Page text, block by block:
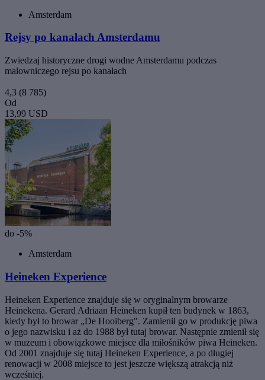
Amsterdam
Rejsy po kanałach Amsterdamu
Zwiedzaj historyczne drogi wodne Amsterdamu podczas
malowniczego rejsu po kanałach
4,3 (8 785)
Od
13,99 USD
do -5%
Amsterdam
Heineken Experience
Heineken Experience znajduje się w oryginalnym browarze
Heinekena. Gerard Adriaan Heineken kupił ten budynek w 1863,
kiedy był to browar „De Hooiberg". Zamienił go w produkcję piwa
o jego nazwisku i aż do 1988 był tutaj browar. Następnie zmienił się
w muzeum i obowiązkowe miejsce dla miłośników piwa Heineken.
Od 2001 znajduje się tutaj Heineken Experience, a po długiej
renowacji w 2008 miejsce to jest jeszcze większą atrakcją niż
wcześniej.